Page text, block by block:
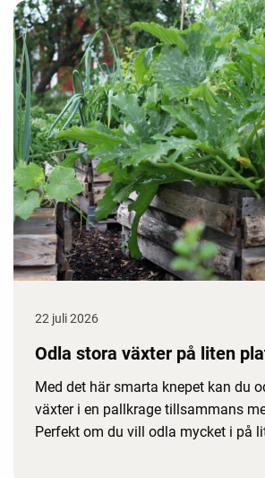
22 juli 2026
Odla stora växter på liten
Med det här smarta knepet kan du
växter i en pallkrage tillsammans
Perfekt om du vill odla mycket i på